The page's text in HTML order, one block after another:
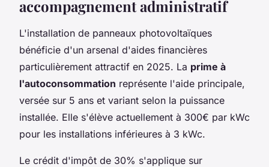
accompagnement administratif
L'installation de panneaux photovoltaïques
bénéficie d'un arsenal d'aides financières
particulièrement attractif en 2025. La prime à
l'autoconsommation représente l'aide principale,
versée sur 5 ans et variant selon la puissance
installée. Elle s'élève actuellement à 300€ par kWc
pour les installations inférieures à 3 kWc.
Le crédit d'impôt de 30% s'applique sur